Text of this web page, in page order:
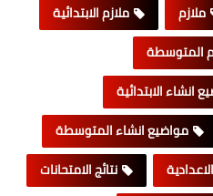
ملازم
ملازم الابتدائية
المتوسطة
انشاء الابتدائية
مواضيع انشاء المتوسطة
نتائج الامتحانات